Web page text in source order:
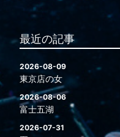
最近の記事
2026-08-09
東京店の女
2026-08-06
富士五湖
2026-07-31